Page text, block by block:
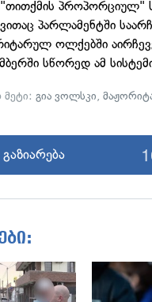
პროპორციულ"
პარლამენტში
ოლქებში
სწორედ ამ
მეტი:გია ვოლსკი,
გაზიარება
გადახედვა